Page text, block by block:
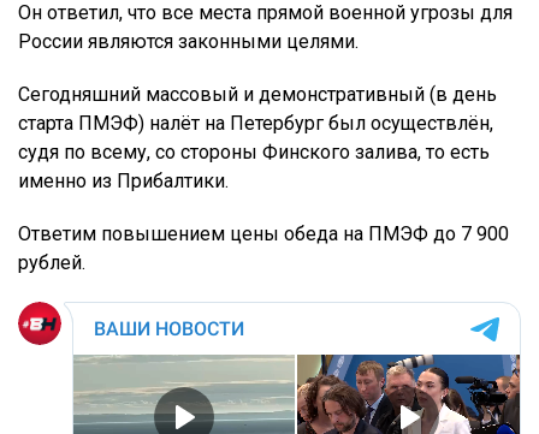
Он ответил, что все места прямой военной угрозы для
России являются законными целями.
Сегодняшний массовый и демонстративный (в день
старта ПМЭФ) налёт на Петербург был осуществлён,
судя по всему, со стороны Финского залива, то есть
именно из Прибалтики.
Ответим повышением цены обеда на ПМЭФ до 7 900
рублей.